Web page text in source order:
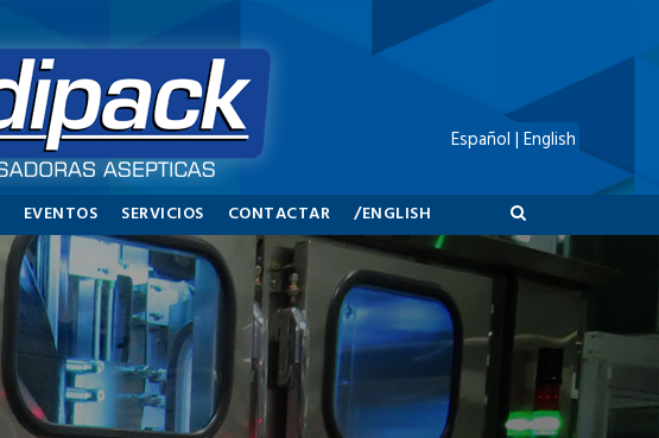
EVENTOS SERVICIOS CONTACTAR /ENGLISH
Español | English